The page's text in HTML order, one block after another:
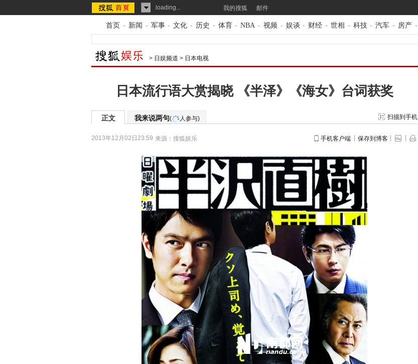
loading... 我的搜狐 邮件
首页 - 新闻 - 军事 - 文化 - 历史 - 体育 - NBA - 视频 - 娱谈 - 财经 - 世相 - 科技 - 汽车 - 房产 -
> 日娱频道 > 日本电视
日本流行语大赏揭晓 《半泽》《海女》台词获奖
正文 我来说两句( 人参与) 扫描到手机
2013年12月02日23:59 来源： 搜狐娱乐 手机客户端 保存到博客